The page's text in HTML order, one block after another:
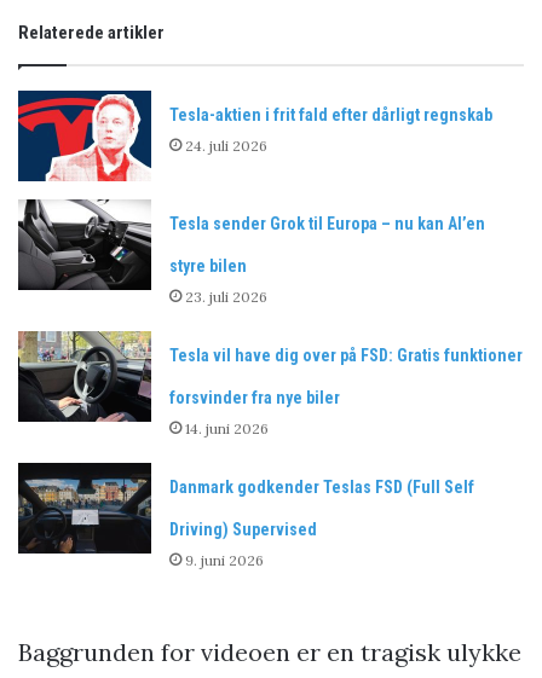
Relaterede artikler
Tesla-aktien i frit fald efter dårligt regnskab
24. juli 2026
Tesla sender Grok til Europa – nu kan AI’en
styre bilen
23. juli 2026
Tesla vil have dig over på FSD: Gratis funktioner
forsvinder fra nye biler
14. juni 2026
Danmark godkender Teslas FSD (Full Self
Driving) Supervised
9. juni 2026
Baggrunden for videoen er en tragisk ulykke